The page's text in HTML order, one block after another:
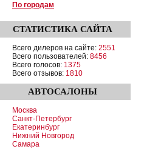
По городам
СТАТИСТИКА САЙТА
Всего дилеров на сайте: 2551
Всего пользователей: 8456
Всего голосов: 1375
Всего отзывов: 1810
АВТОСАЛОНЫ
Москва
Санкт-Петербург
Екатеринбург
Нижний Новгород
Самара